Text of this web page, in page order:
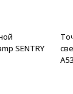
SENTRY